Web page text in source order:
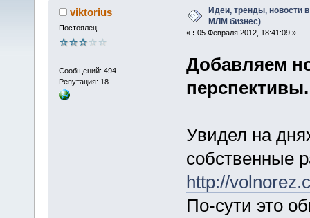
раз)viktorius
Постоялец
Сообщений: 494
Репутация: 18
Идеи, тренды, новости
МЛМ бизнес)
« : 05 Февраля 2012, 18:41:09 »
Добавляем
перспективы.
Увидел на
собственные
http://
По-сути это